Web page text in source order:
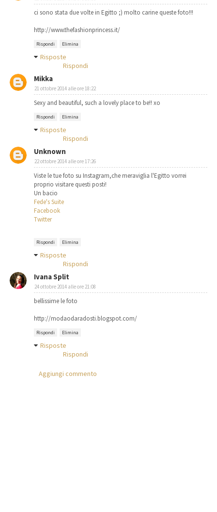
ci sono stata due volte in Egitto ;) molto carine queste foto!!!
http://www.thefashionprincess.it/
Rispondi Elimina
Risposte
Rispondi
Mikka
21 ottobre 2014 alle ore 18:22
Sexy and beautiful, such a lovely place to be!! xo
Rispondi Elimina
Risposte
Rispondi
Unknown
22 ottobre 2014 alle ore 17:26
Viste le tue foto su Instagram,che meraviglia l'Egitto vorrei
proprio visitare questi posti!
Un bacio
Fede's Suite
Facebook
Twitter
Rispondi Elimina
Risposte
Rispondi
Ivana Split
24 ottobre 2014 alle ore 21:08
bellissime le foto
http://modaodaradosti.blogspot.com/
Rispondi Elimina
Risposte
Rispondi
Aggiungi commento